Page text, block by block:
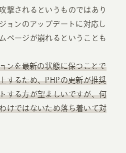
撃されるというものではあり
ョンのアップデートに対応し
ページが崩れるということも
ンを最新の状態に保つことで
するため、PHPの更新が推奨
する方が望ましいですが、何
けではないため落ち着いて対